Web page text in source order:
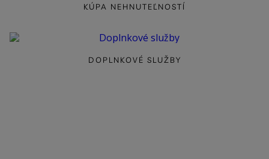
KÚPA NEHNUTEĽNOSTÍ
DOPLNKOVÉ SLUŽBY